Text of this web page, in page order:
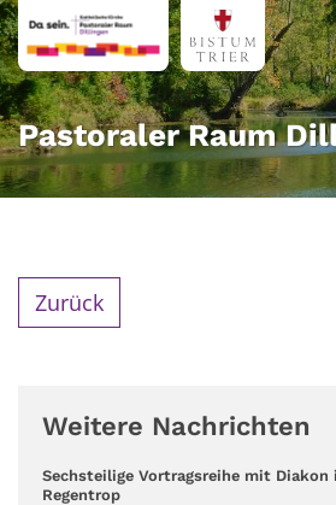
Zum Inhalt springen
Pastoraler Raum
Zurück
Weitere Nachrichten
Sechsteilige Vortragsreihe mit Diakon
Regentrop: